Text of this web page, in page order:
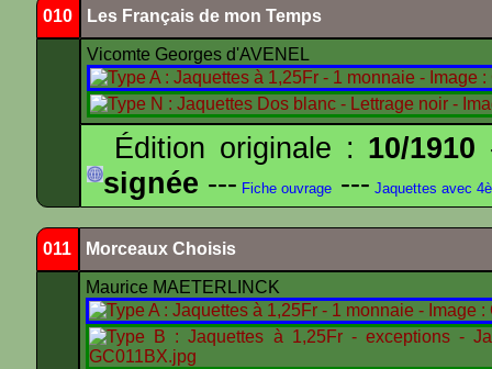
010 Les Français de mon Temps
Vicomte Georges d'AVENEL
Édition originale : 10/1910
signée --- Fiche ouvrage --- Jaquettes avec
011 Morceaux Choisis
Maurice MAETERLINCK